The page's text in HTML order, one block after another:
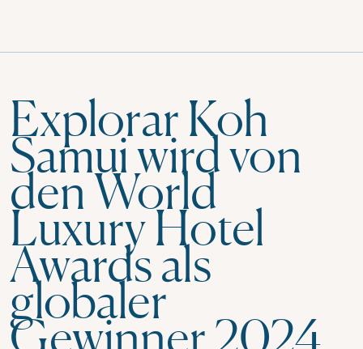
Explorar Koh
Samui wird von
den World
Luxury Hotel
Awards als
globaler